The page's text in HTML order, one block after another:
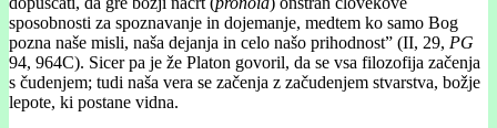
sposobnosti za spoznavanje in dojemanje, medtem ko samo Bog
pozna naše misli, naša dejanja in celo našo prihodnost” (II, 29, PG
94, 964C). Sicer pa je že Platon govoril, da se vsa filozofija začenja
s čudenjem; tudi naša vera se začenja z začudenjem stvarstva, božje
lepote, ki postane vidna.